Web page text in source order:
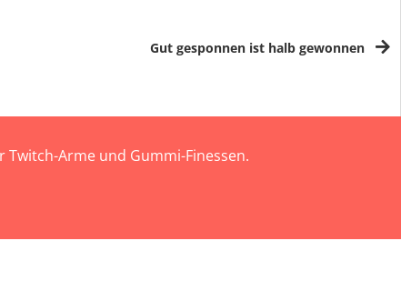
Gut gesponnen ist halb gewonnen
Arme und Gummi-Finessen.